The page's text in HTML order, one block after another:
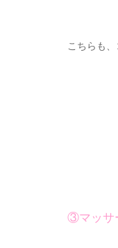
こちらも
③マッサ